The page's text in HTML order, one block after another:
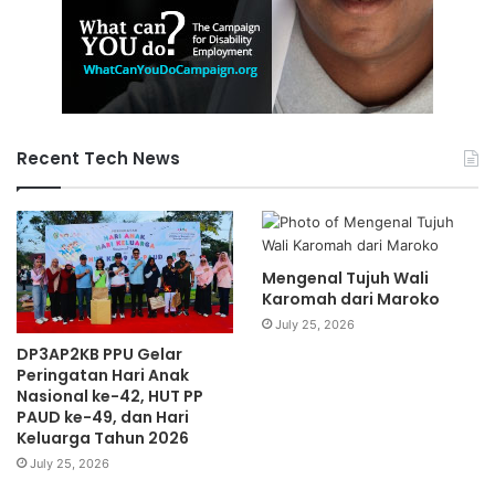
Recent Tech News
DP3AP2KB PPU Gelar
Peringatan Hari Anak
Nasional ke-42, HUT PP
PAUD ke-49, dan Hari
Keluarga Tahun 2026
July 25, 2026
Mengenal Tujuh Wali
Karomah dari Maroko
July 25, 2026